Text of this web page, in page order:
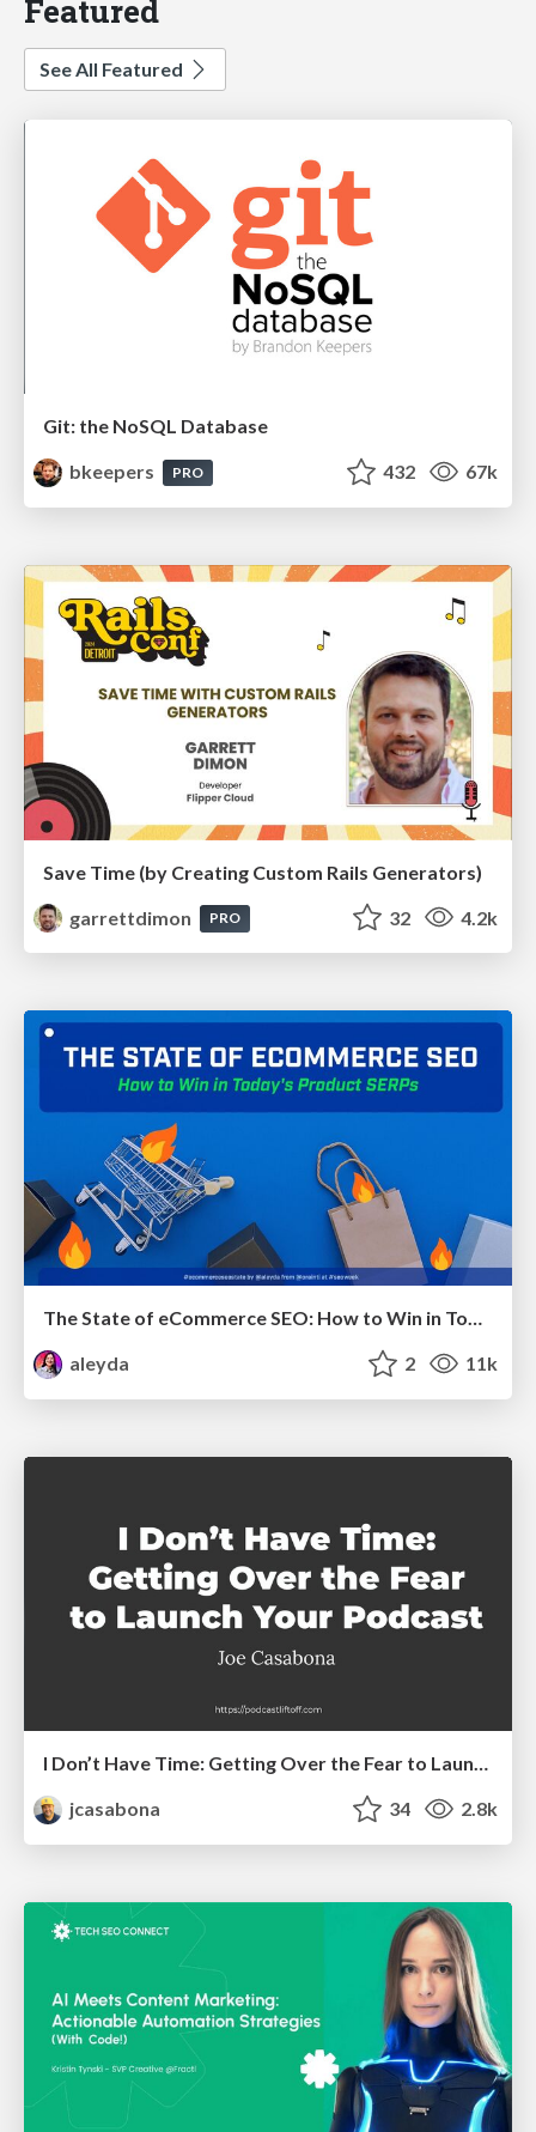
Featured
See All Featured
Git: the NoSQL Database
bkeepers
PRO 432 67k
Save Time (by Creating Custom Rails Generators)
garrettdimon
PRO 32 4.2k
The State of eCommerce SEO: How to Win in Today's Products SERPs - #SEOweek
aleyda
2 11k
I Don’t Have Time: Getting Over the Fear to Launch Your Podcast
jcasabona
34 2.8k